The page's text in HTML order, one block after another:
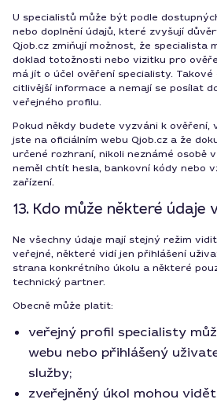
U specialistů může být podle
nebo doplnění údajů, které zvyšují
Qjob.cz zmiňují možnost, že specialista
doklad totožnosti nebo vizitku pro
má jít o účel ověření specialisty.
citlivější informace a nemají se posílat
veřejného profilu.
Pokud někdy budete vyzváni k ověření,
jste na oficiálním webu Qjob.cz a že
určené rozhraní, nikoli neznámé osobě
neměl chtít hesla, bankovní kódy nebo
zařízení.
13. Kdo může některé údaje
Ne všechny údaje mají stejný režim
veřejné, některé vidí jen přihlášení
strana konkrétního úkolu a některé
technický partner.
Obecně může platit:
veřejný profil specialisty
webu nebo přihlášený
služby;
zveřejněný úkol mohou